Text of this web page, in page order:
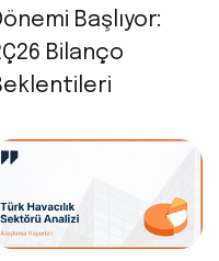
Başlıyor:
Bilanço